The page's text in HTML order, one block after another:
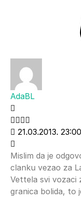
AdaBL
21.03.2013. 23:00
Mislim da je
clanku vezao za
Vettela svi vozaci
granica bolida, to